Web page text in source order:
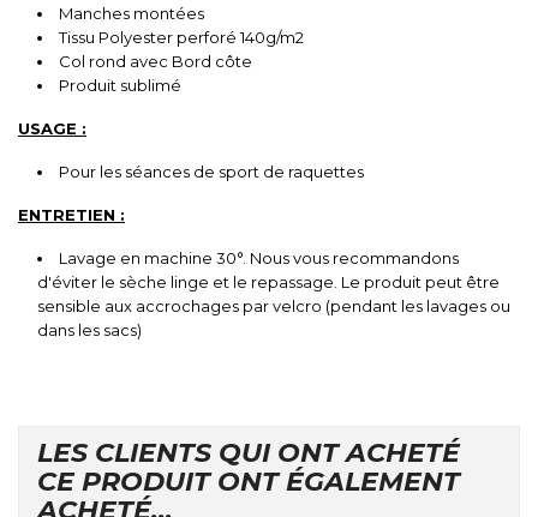
Manches montées
Tissu Polyester perforé 140g/m2
Col rond avec Bord côte
Produit sublimé
USAGE :
Pour les séances de sport de raquettes
ENTRETIEN :
Lavage en machine 30°. Nous vous recommandons
d'éviter le sèche linge et le repassage. Le produit peut être
sensible aux accrochages par velcro (pendant les lavages ou
dans les sacs)
LES CLIENTS QUI ONT ACHETÉ
CE PRODUIT ONT ÉGALEMENT
ACHETÉ...